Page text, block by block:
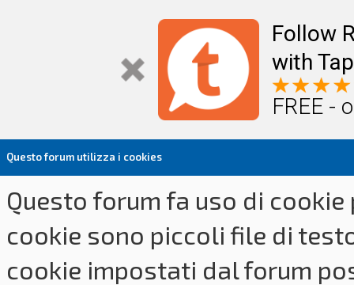
Follow
with
FREE -
Questo forum utilizza i cookies
Questo forum fa uso di
cookie sono piccoli file di
cookie impostati dal forum